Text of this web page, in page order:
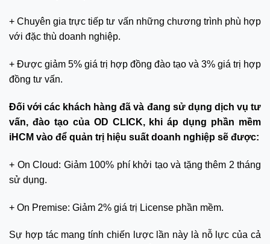
+ Chuyên gia trực tiếp tư vấn những chương trình phù hợp
với đặc thù doanh nghiệp.
+ Được giảm 5% giá trị hợp đồng đào tạo và 3% giá trị hợp
đồng tư vấn.
Đối với các khách hàng đã và đang sử dụng dịch vụ tư
vấn, đào tạo của OD CLICK, khi áp dụng phần mềm
iHCM vào để quản trị hiệu suất doanh nghiệp sẽ được:
+ On Cloud: Giảm 100% phí khởi tạo và tặng thêm 2 tháng
sử dụng.
+ On Premise: Giảm 2% giá trị License phần mềm.
Sự hợp tác mang tính chiến lược lần này là nỗ lực của cả